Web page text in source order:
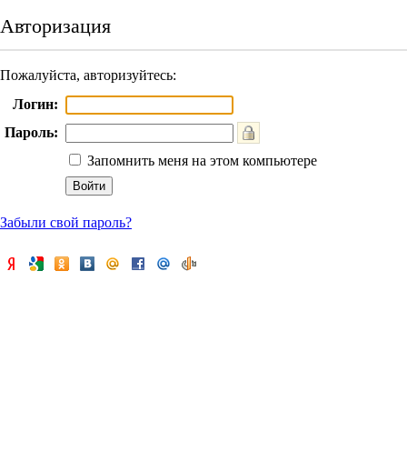
Авторизация
Пожалуйста, авторизуйтесь:
Логин:
Пароль:
Запомнить меня на этом компьютере
Забыли свой пароль?